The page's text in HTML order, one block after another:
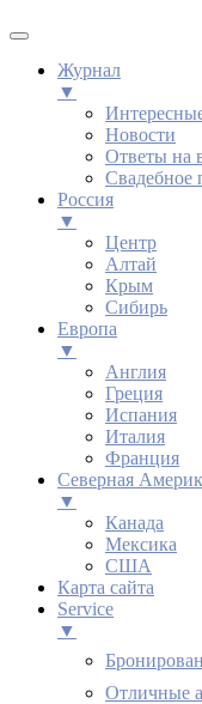
Журнал
▼
Новости
Ответы на
Свадебное
Россия
▼
Центр
Алтай
Крым
Сибирь
Европа
▼
Англия
Греция
Испания
Италия
Франция
Северная
▼
Канада
Мексика
США
Карта сайта
Service
▼
Отличные